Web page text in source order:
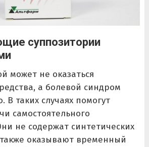
суппозитории
может не оказаться
а болевой синдром
В таких случаях помогут
самостоятельного
не содержат синтетических
оказывают временный